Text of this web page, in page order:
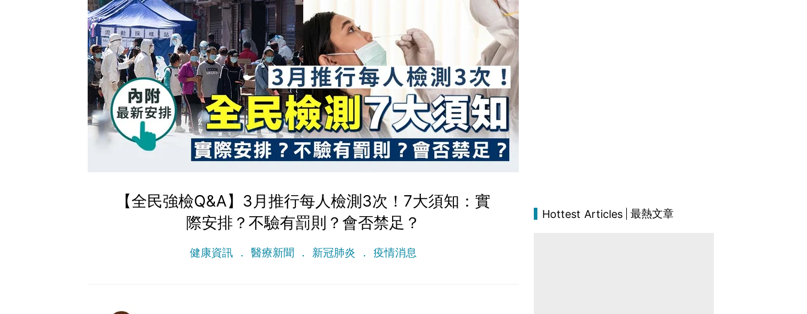
【全民強檢Q&A】3月推行每人檢測3次！7大須知：實
際安排？不驗有罰則？會否禁足？
健康資訊 醫療新聞 新冠肺炎 疫情消息
Hottest Articles 最熱文章